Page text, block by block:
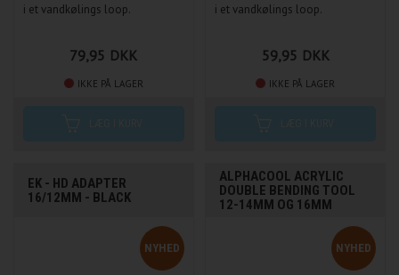
i et vandkølings loop.
79,95 DKK
IKKE PÅ LAGER
i et vandkølings loop.
59,95 DKK
IKKE PÅ LAGER
EK - HD ADAPTER
16/12MM - BLACK
NYHED
ALPHACOOL ACRYLIC
DOUBLE BENDING TOOL
12-14MM OG 16MM
NYHED